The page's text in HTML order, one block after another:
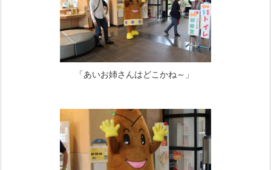
「あいお姉さんはどこかね～」